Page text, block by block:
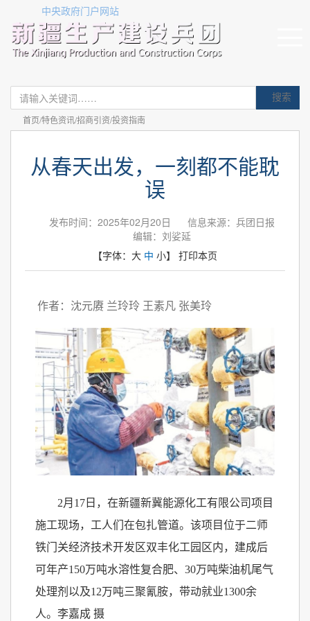
中央政府门户网站
搜索
首页/特色资讯/招商引资/投资指南
从春天出发，一刻都不能耽
误
发布时间：2025年02月20日
信息来源：兵团日报
编辑：刘娑延
【字体： 大 中 小】 打印本页
作者：沈元赓 兰玲玲 王素凡 张美玲
2月17日，在新疆新冀能源化工有限公司项目
施工现场，工人们在包扎管道。该项目位于二师
铁门关经济技术开发区双丰化工园区内，建成后
可年产150万吨水溶性复合肥、30万吨柴油机尾气
处理剂以及12万吨三聚氰胺，带动就业1300余
人。李嘉成 摄